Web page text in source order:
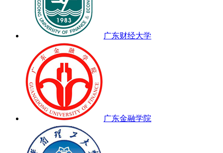
广东财经大学
广东金融学院